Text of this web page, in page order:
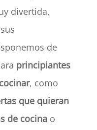
divertida,
de
principiantes
, como
que quieran
de cocinao